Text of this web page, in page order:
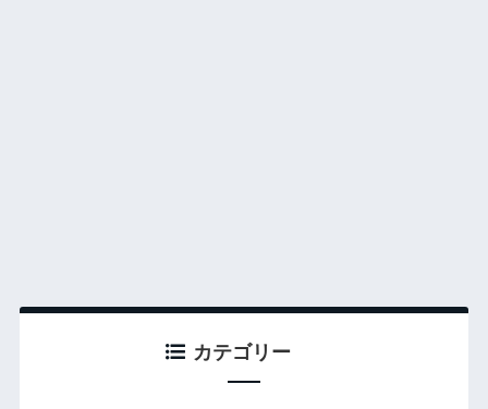
カテゴリー